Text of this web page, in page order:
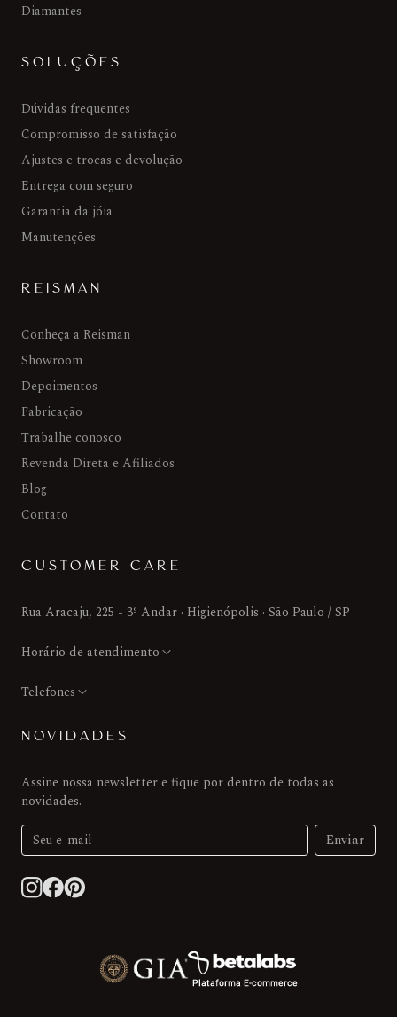
Diamantes
SOLUÇÕES
Dúvidas frequentes
Compromisso de satisfação
Ajustes e trocas e devolução
Entrega com seguro
Garantia da jóia
Manutenções
REISMAN
Conheça a Reisman
Showroom
Depoimentos
Fabricação
Trabalhe conosco
Revenda Direta e Afiliados
Blog
Contato
CUSTOMER CARE
Rua Aracaju, 225 - 3º Andar · Higienópolis · São Paulo / SP
Horário de atendimento
Telefones
NOVIDADES
Assine nossa newsletter e fique por dentro de todas as
novidades.
Enviar